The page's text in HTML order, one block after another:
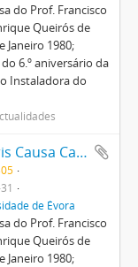
do Prof. Francisco
Queirós de
Janeiro 1980;
6.º aniversário da
Instaladora do
Doutoramentos Honoris Causa Caldeira Cabral e Henrique de Barros
de Évora
do Prof. Francisco
Queirós de
Janeiro 1980;